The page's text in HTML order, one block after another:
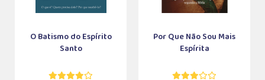
O Batismo do Espírito
Santo
Por Que Não Sou Mais
Espírita